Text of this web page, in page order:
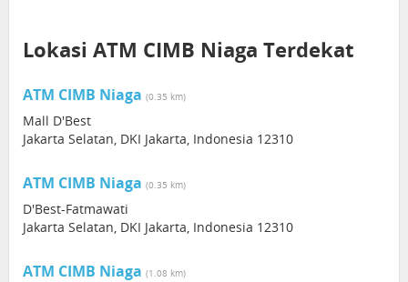
Lokasi ATM CIMB Niaga Terdekat
ATM CIMB Niaga (0.35 km)
Mall D'Best
Jakarta Selatan, DKI Jakarta, Indonesia 12310
ATM CIMB Niaga (0.35 km)
D'Best-Fatmawati
Jakarta Selatan, DKI Jakarta, Indonesia 12310
ATM CIMB Niaga (1.08 km)